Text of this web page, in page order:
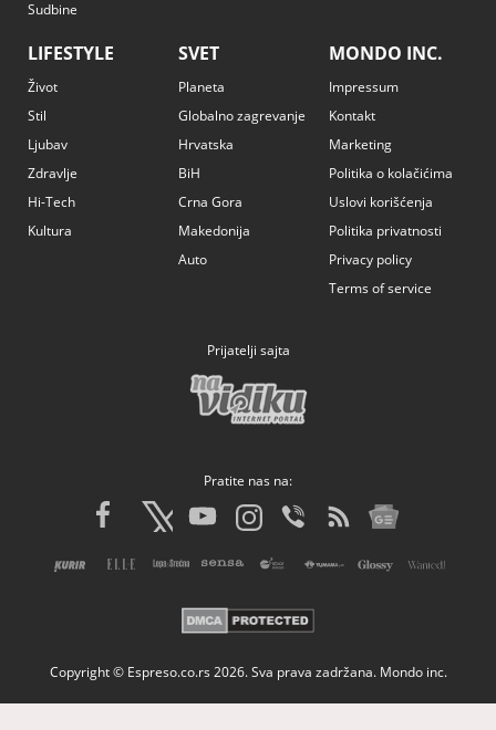
Sudbine
LIFESTYLE
Život
Stil
Ljubav
Zdravlje
Hi-Tech
Kultura
SVET
Planeta
Globalno zagrevanje
Hrvatska
BiH
Crna Gora
Makedonija
Auto
MONDO INC.
Impressum
Kontakt
Marketing
Politika o kolačićima
Uslovi korišćenja
Politika privatnosti
Privacy policy
Terms of service
Prijatelji sajta
Pratite nas na:
Copyright © Espreso.co.rs 2026. Sva prava zadržana. Mondo inc.